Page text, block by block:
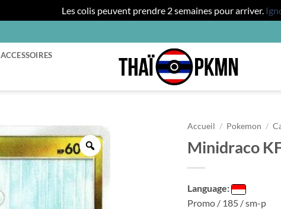
Les colis peuvent prendre 2 semaines pour arriver.
ACCESSOIRES
Zoom
Accueil / Pokemon /
Minidraco
Language:
Promo / 185 / sm-p